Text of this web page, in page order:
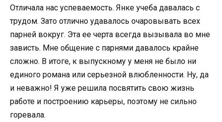
Отличала нас успеваемость. Янке учеба давалась с
трудом. Зато отлично удавалось очаровывать всех
парней вокруг. Эта ее черта всегда вызывала во мне
зависть. Мне общение с парнями давалось крайне
сложно. В итоге, к выпускному у меня не было ни
единого романа или серьезной влюбленности. Ну, да
и неважно! Я уже решила посвятить свою жизнь
работе и построению карьеры, поэтому не сильно
горевала.